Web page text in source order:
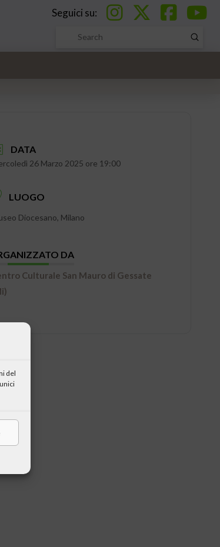
del
Seguici su:
Search
Submit
DATA
26 Marzo 2025 ore 19:00
LUOGO
Diocesano, Milano
DA
Culturale San Mauro di Gessate